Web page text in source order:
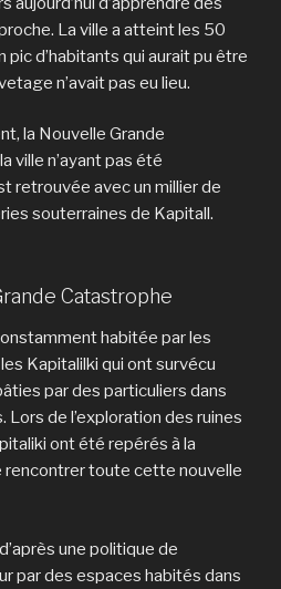
La ville a atteint les 50
d’habitants qui aurait pu être
n’avait pas eu lieu.
la Nouvelle Grande
ville n’ayant pas été
retrouvée avec un millier de
souterraines de Kapitall.
Catastrophe
habitée par les
Kapitalilki qui ont survécu
par des particuliers dans
de l’exploration des ruines
ont été repérés à la
rencontrer toute cette nouvelle
une politique de
par des espaces habités dans